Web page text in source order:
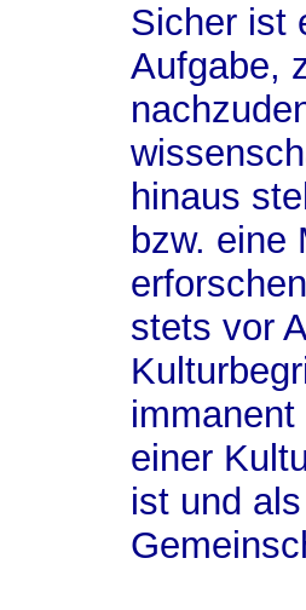
Sicher ist
Aufgabe,
hinaus
bzw. eine
stets vor
einer
ist und